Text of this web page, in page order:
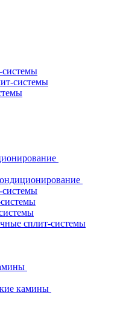
системы
системы
системы
сплит-системы
камины